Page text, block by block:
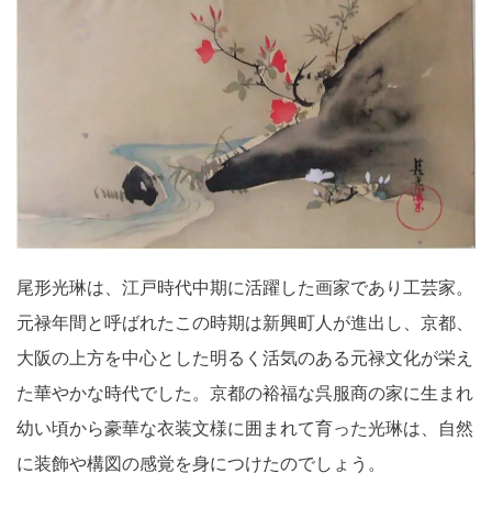
尾形光琳は、江戸時代中期に活躍した画家であり工芸家。
元禄年間と呼ばれたこの時期は新興町人が進出し、京都、
大阪の上方を中心とした明るく活気のある元禄文化が栄え
た華やかな時代でした。京都の裕福な呉服商の家に生まれ
幼い頃から豪華な衣装文様に囲まれて育った光琳は、自然
に装飾や構図の感覚を身につけたのでしょう。